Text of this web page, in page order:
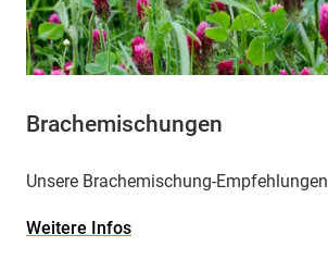
Brachemischungen
Unsere Brachemischung-Empfehlungen
Weitere Infos